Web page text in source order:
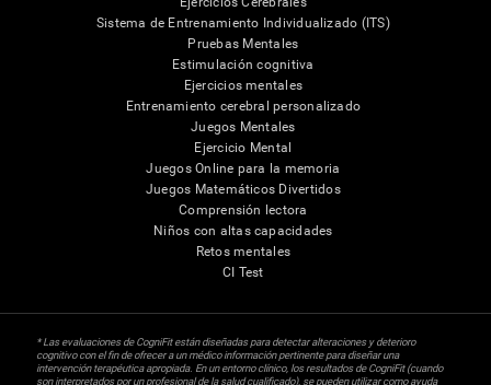
Sistema de Entrenamiento Individualizado (ITS)
Pruebas Mentales
Estimulación cognitiva
Ejercicios mentales
Entrenamiento cerebral personalizado
Juegos Mentales
Ejercicio Mental
Juegos Online para la memoria
Juegos Matemáticos Divertidos
Comprensión lectora
Niños con altas capacidades
Retos mentales
CI Test
* Las evaluaciones de CogniFit están diseñadas para detectar alteraciones y deterioro
cognitivo con el fin de ofrecer a un médico información pertinente para diseñar una
intervención terapéutica apropiada. En un entorno clínico, los resultados de CogniFit (cuando
son interpretados por un profesional de la salud cualificado), se pueden utilizar como ayuda